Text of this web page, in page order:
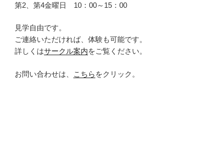
第2、第4金曜日 10：00～15：00
見学自由です。
ご連絡いただければ、体験も可能です。
詳しくはサークル案内をご覧ください。
お問い合わせは、 こちら をクリック。